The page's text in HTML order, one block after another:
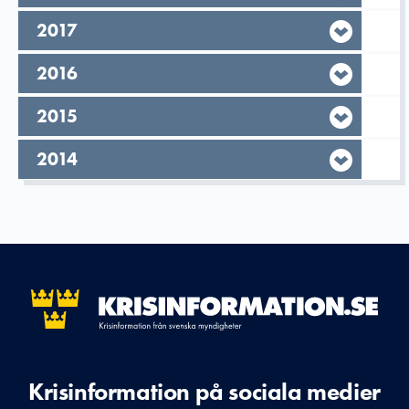
År,
2017
År,
2016
År,
2015
År,
2014
Krisinformation på sociala medier